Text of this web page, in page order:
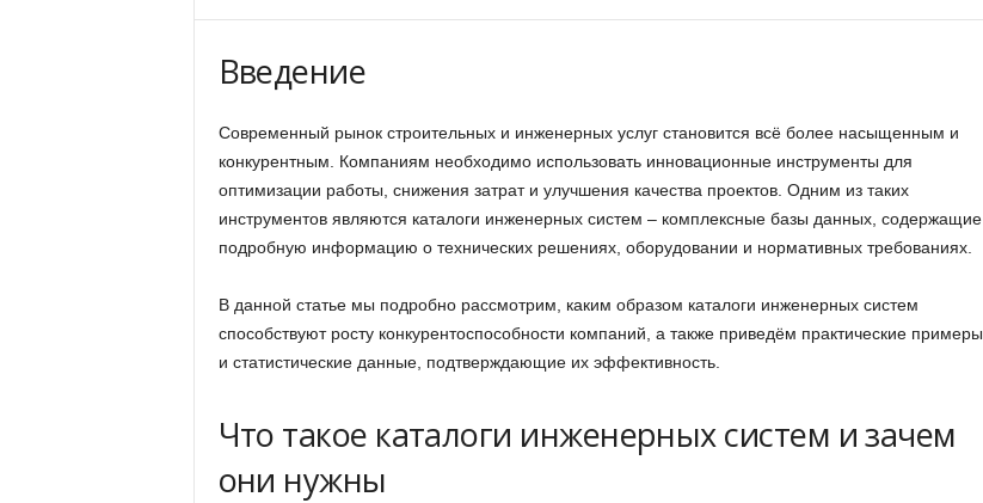
Введение
Современный рынок строительных и инженерных услуг становится всё более насыщенным и
конкурентным. Компаниям необходимо использовать инновационные инструменты для
оптимизации работы, снижения затрат и улучшения качества проектов. Одним из таких
инструментов являются каталоги инженерных систем – комплексные базы данных, содержащие
подробную информацию о технических решениях, оборудовании и нормативных требованиях.
В данной статье мы подробно рассмотрим, каким образом каталоги инженерных систем
способствуют росту конкурентоспособности компаний, а также приведём практические примеры
и статистические данные, подтверждающие их эффективность.
Что такое каталоги инженерных систем и зачем
они нужны